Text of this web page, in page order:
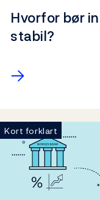
Kort forklart
Hvorfor bør
stabil?
→
Kort forklart